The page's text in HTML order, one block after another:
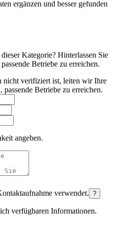
ergänzen und besser gefunden
Kategorie? Hinterlassen Sie
Betriebe zu erreichen.
nicht verifiziert ist, leiten wir Ihre
Betriebe zu erreichen.
angeben.
verwendet. ?
verfügbaren Informationen.